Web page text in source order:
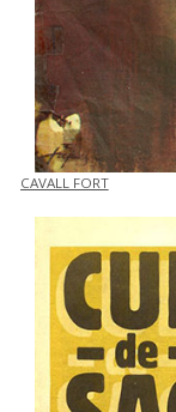
CAVALL FORT